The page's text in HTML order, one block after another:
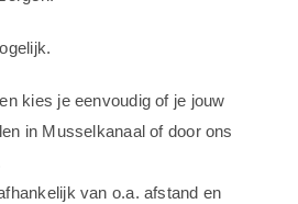
kies je eenvoudig of je jouw
in Musselkanaal of door ons
van o.a. afstand en